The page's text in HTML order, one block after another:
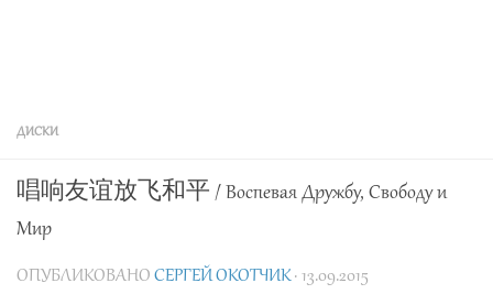
ДИСКИ
唱响友谊放飞和平 / Воспевая Дружбу, Свободу и
Мир
ОПУБЛИКОВАНО СЕРГЕЙ ОКОТЧИК· 13.09.2015